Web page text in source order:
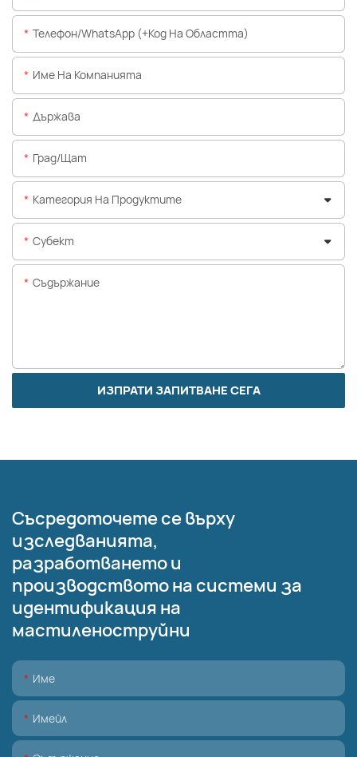
Телефон/WhatsApp (+Код На Областта)
Име На Компанията
Държава
Град/щат
Категория На Продуктите
Субект
Съдържание
ИЗПРАТИ ЗАПИТВАНЕ СЕГА
Съсредоточете се върху
изследванията,
разработването и
производството на системи за
идентификация на
мастиленоструйни
Име
Имейл